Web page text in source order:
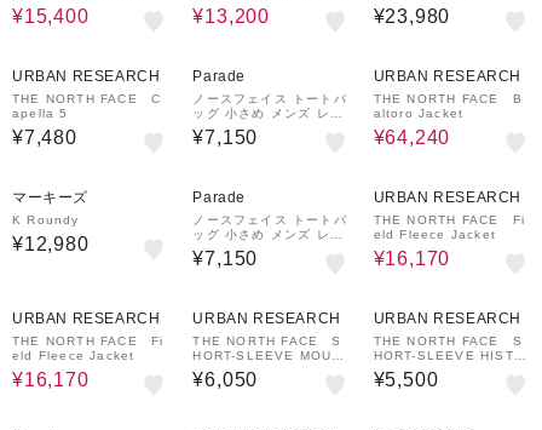
¥15,400 ¥13,200 ¥23,980
URBAN RESEARCH
THE NORTH FACE C
apella 5
¥7,480
Parade
ノースフェイス トートバ
ッグ 小さめ メンズ レデ
ィース バッグ NM82501
BCスタンダードトートミ
¥7,150
URBAN RESEARCH
THE NORTH FACE B
altoro Jacket
¥64,240
マーキーズ
K Roundy
¥12,980
Parade
ノースフェイス トートバ
ッグ 小さめ メンズ レデ
ィース バッグ NM82501
BCスタンダードトートミ
¥7,150
URBAN RESEARCH
THE NORTH FACE Fi
eld Fleece Jacket
¥16,170
URBAN RESEARCH
THE NORTH FACE Fi
eld Fleece Jacket
¥16,170
URBAN RESEARCH
THE NORTH FACE S
HORT-SLEEVE MOUN
TAIN FLOWER T-SHIR
TS
¥6,050
URBAN RESEARCH
THE NORTH FACE S
HORT-SLEEVE HISTO
RICAL LOGO T-SHIRT
S
¥5,500